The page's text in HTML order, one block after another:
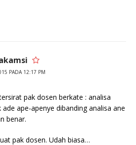
PADA 12:17 PM
pak dosen berkate : analisa
ape-apenye dibanding analisa ane
benar.
pak dosen. Udah biasa…